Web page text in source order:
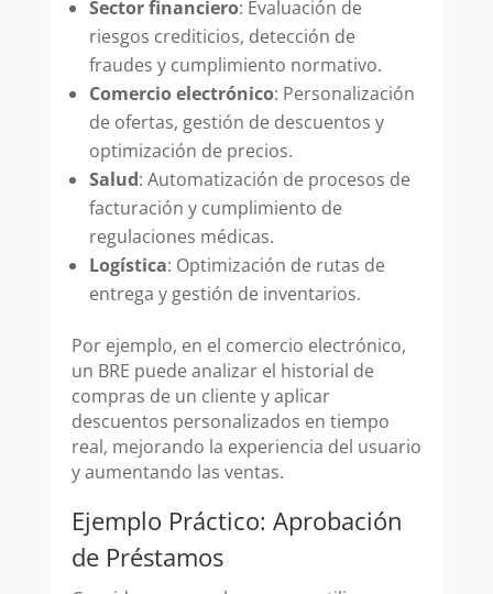
Sector financiero: Evaluación de
riesgos crediticios, detección de
fraudes y cumplimiento normativo.
Comercio electrónico: Personalización
de ofertas, gestión de descuentos y
optimización de precios.
Salud: Automatización de procesos de
facturación y cumplimiento de
regulaciones médicas.
Logística: Optimización de rutas de
entrega y gestión de inventarios.
Por ejemplo, en el comercio electrónico,
un BRE puede analizar el historial de
compras de un cliente y aplicar
descuentos personalizados en tiempo
real, mejorando la experiencia del usuario
y aumentando las ventas.
Ejemplo Práctico: Aprobación
de Préstamos